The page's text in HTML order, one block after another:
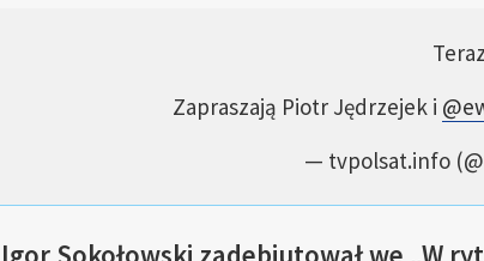
Teraz
Zapraszają Piotr Jędrzejek i
— tvpolsat.info